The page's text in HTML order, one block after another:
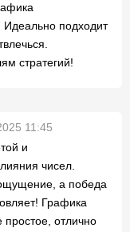
Идеально подходит
стратегий!
11:45
и
чисел.
а победа
Графика
отлично